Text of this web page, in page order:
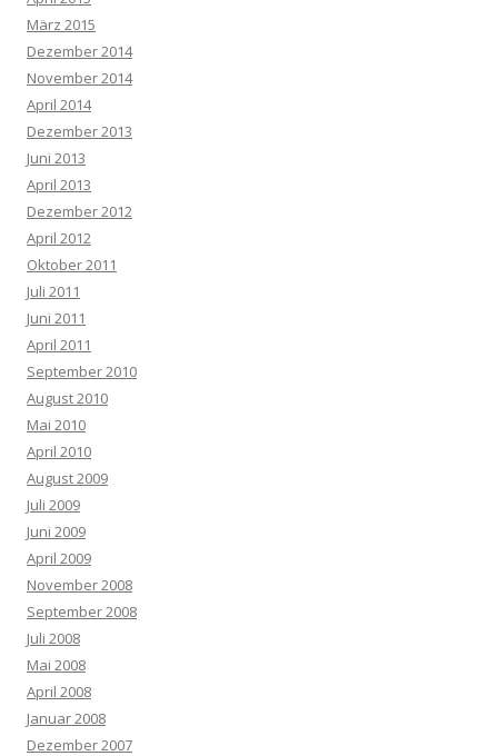
März 2015
Dezember 2014
November 2014
April 2014
Dezember 2013
Juni 2013
April 2013
Dezember 2012
April 2012
Oktober 2011
Juli 2011
Juni 2011
April 2011
September 2010
August 2010
Mai 2010
April 2010
August 2009
Juli 2009
Juni 2009
April 2009
November 2008
September 2008
Juli 2008
Mai 2008
April 2008
Januar 2008
Dezember 2007